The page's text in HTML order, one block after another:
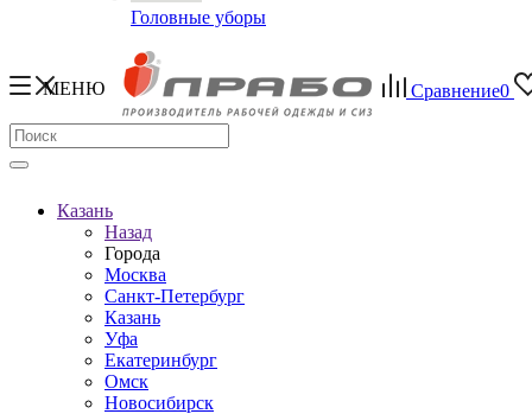
Головные уборы
МЕНЮ Сравнение0
Казань
Назад
Города
Москва
Санкт-Петербург
Казань
Уфа
Екатеринбург
Омск
Новосибирск